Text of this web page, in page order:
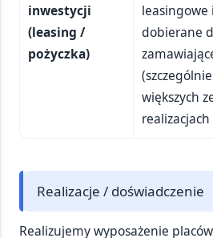
inwestycji
(leasing /
pożyczka)
leasingowe
dobierane
większych
Realizacje / doświadczenie
Realizujemy wyposażenie